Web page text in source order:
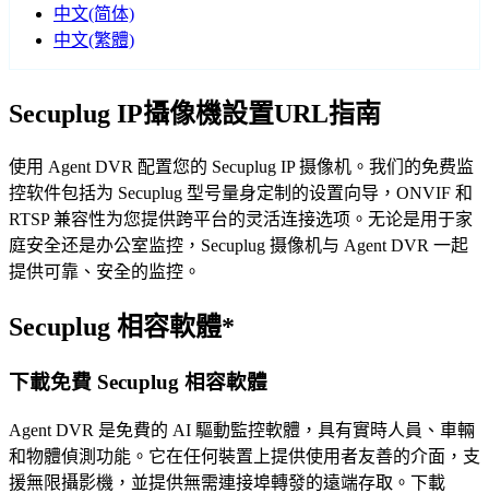
中文(简体)
中文(繁體)
Secuplug IP攝像機設置URL指南
使用 Agent DVR 配置您的 Secuplug IP 摄像机。我们的免费监
控软件包括为 Secuplug 型号量身定制的设置向导，ONVIF 和
RTSP 兼容性为您提供跨平台的灵活连接选项。无论是用于家
庭安全还是办公室监控，Secuplug 摄像机与 Agent DVR 一起
提供可靠、安全的监控。
Secuplug 相容軟體*
下載免費 Secuplug 相容軟體
Agent DVR 是免費的 AI 驅動監控軟體，具有實時人員、車輛
和物體偵測功能。它在任何裝置上提供使用者友善的介面，支
援無限攝影機，並提供無需連接埠轉發的遠端存取。下載